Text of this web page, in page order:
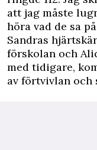
att jag måste
höra vad de sa
Sandras
förskolan och
med tidigare,
av förtvivlan och